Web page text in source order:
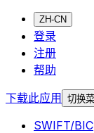
ZH-CN
登录
注册
帮助
下载此应用 切换
SWIFT/BIC